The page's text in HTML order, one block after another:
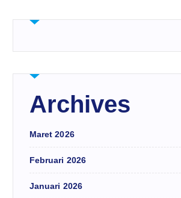
Archives
Maret 2026
Februari 2026
Januari 2026